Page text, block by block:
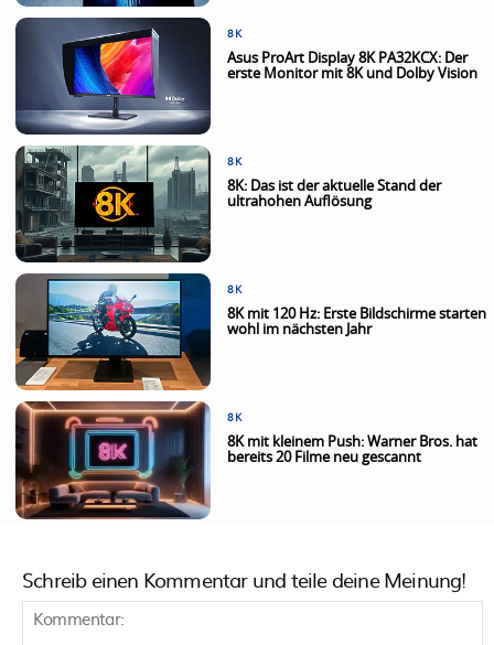
8K
Asus ProArt Display 8K PA32KCX: Der
erste Monitor mit 8K und Dolby Vision
8K
8K: Das ist der aktuelle Stand der
ultrahohen Auflösung
8K
8K mit 120 Hz: Erste Bildschirme starten
wohl im nächsten Jahr
8K
8K mit kleinem Push: Warner Bros. hat
bereits 20 Filme neu gescannt
Schreib einen Kommentar und teile deine Meinung!